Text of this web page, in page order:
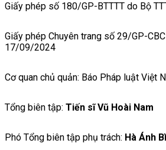
Giấy phép số 180/GP-BTTTT do Bộ
Giấy phép Chuyên trang số 29/GP-
17/09/2024
Cơ quan chủ quản: Báo Pháp luật Việt
Tổng biên tập: Tiến sĩ Vũ Hoài Nam
Phó Tổng biên tập phụ trách: Hà Ánh